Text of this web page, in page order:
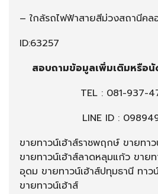
– ใกล้รถไฟฟ้าสายสีม่วงสถานีคล
ID:63257
สอบถามข้อมูลเพิ่มเติมหรือ
TEL : 081-937-
LINE ID :
ขายทาวน์เฮ้าส์ราชพฤกษ์ ขายทา
ขายทาวน์เฮ้าส์ลาดหลุมแก้ว ขาย
อุดม ขายทาวน์เฮ้าส์ปทุมธานี ทาว
ขายทาวน์เฮ้าส์